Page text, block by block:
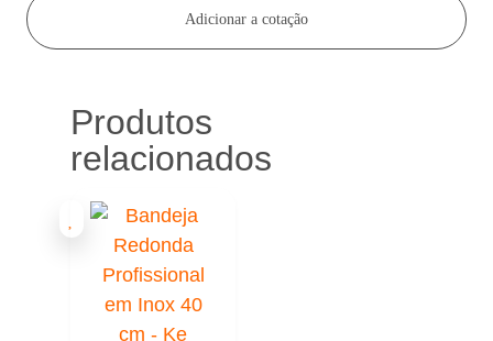
Adicionar a cotação
Produtos
relacionados